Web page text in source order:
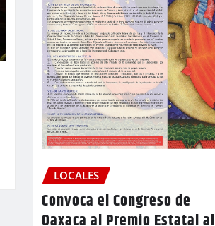
LOCALES
Convoca el Congreso de
Oaxaca al Premio Estatal al